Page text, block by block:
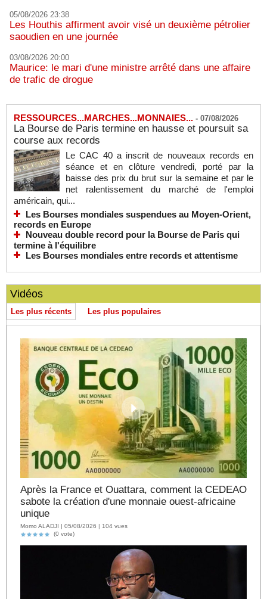
05/08/2026 23:38
Les Houthis affirment avoir visé un deuxième pétrolier
saoudien en une journée
03/08/2026 20:00
Maurice: le mari d'une ministre arrêté dans une affaire
de trafic de drogue
RESSOURCES...MARCHES...MONNAIES... - 07/08/2026
La Bourse de Paris termine en hausse et poursuit sa
course aux records
Le CAC 40 a inscrit de nouveaux records en
séance et en clôture vendredi, porté par la
baisse des prix du brut sur la semaine et par le
net ralentissement du marché de l'emploi
américain, qui...
Les Bourses mondiales suspendues au Moyen-Orient,
records en Europe
Nouveau double record pour la Bourse de Paris qui
termine à l'équilibre
Les Bourses mondiales entre records et attentisme
Vidéos
Les plus récents Les plus populaires
Après la France et Ouattara, comment la CEDEAO
sabote la création d'une monnaie ouest-africaine
unique
Momo ALADJI | 05/08/2026 | 104 vues
(0 vote)